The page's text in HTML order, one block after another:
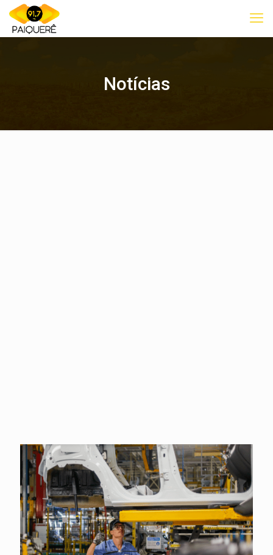
Notícias